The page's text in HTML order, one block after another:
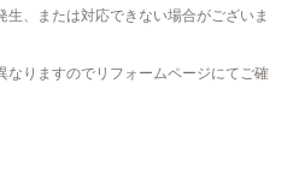
、または対応できない場合がございま
りますのでリフォームページにてご確